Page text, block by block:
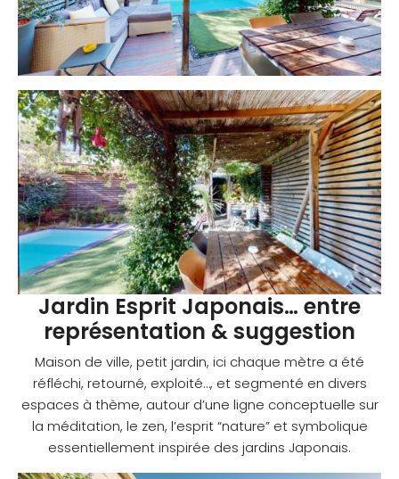
Jardin Esprit Japonais… entre
représentation & suggestion
Maison de ville, petit jardin, ici chaque mètre a été
réfléchi, retourné, exploité…, et segmenté en divers
espaces à thème, autour d’une ligne conceptuelle sur
la méditation, le zen, l’esprit “nature” et symbolique
essentiellement inspirée des jardins Japonais.